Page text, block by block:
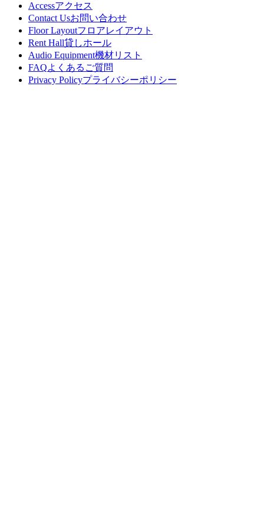
Accessアクセス
Contact Usお問い合わせ
Floor Layoutフロアレイアウト
Rent Hall貸しホール
Audio Equipment機材リスト
FAQよくあるご質問
Privacy Policyプライバシーポリシー